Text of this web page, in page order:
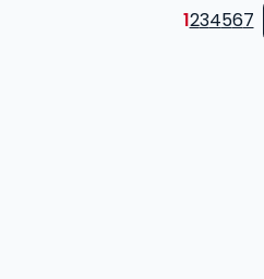
1234567